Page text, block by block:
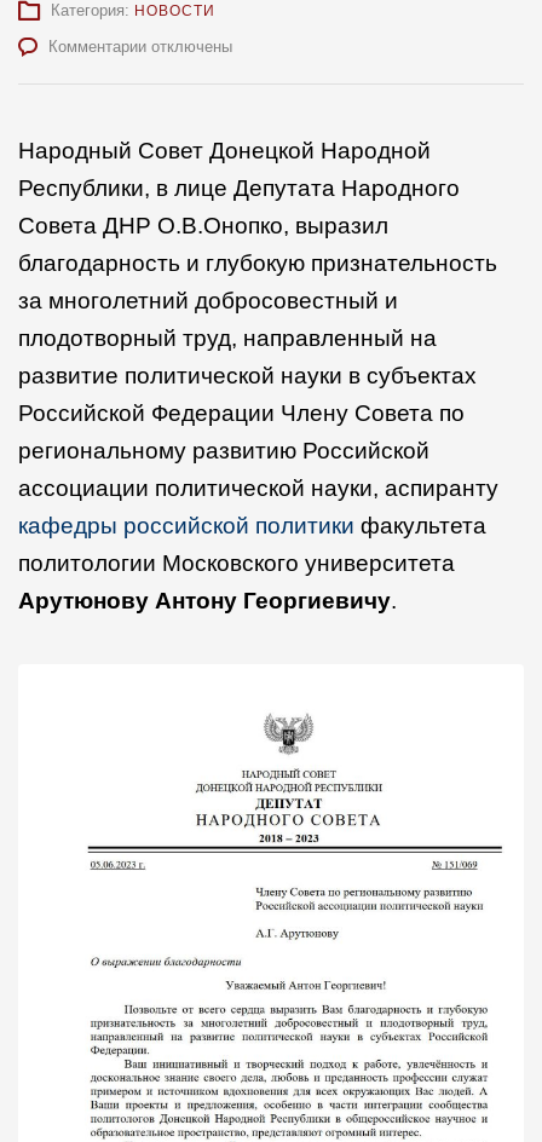
Категория: НОВОСТИ
Комментариик
ДНР
благодарность
аспиранту
кафедры
российской
политики
ФП
Арутюнову
отключены
Народный Совет Донецкой Народной
Республики, в лице Депутата Народного
Совета ДНР О.В.Онопко, выразил
благодарность и глубокую признательность
за многолетний добросовестный и
плодотворный труд, направленный на
развитие политической науки в субъектах
Российской Федерации Члену Совета по
региональному развитию Российской
ассоциации политической науки, аспиранту
кафедры российской политики факультета
политологии Московского университета
Арутюнову Антону Георгиевичу.